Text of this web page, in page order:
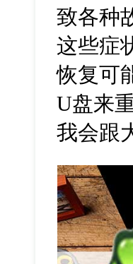
致各种
这些症
恢复可
U盘来
我会跟